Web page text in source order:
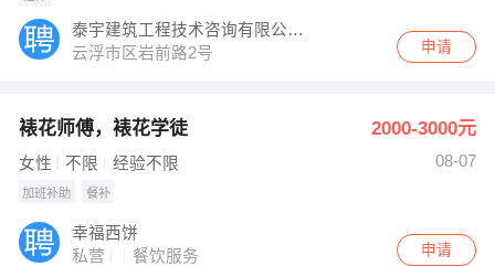
泰宇建筑工程技术咨询有限公司云浮分公司
云浮市区岩前路2号
申请
裱花师傅，裱花学徒 2000-3000元
女性 不限 经验不限 08-07
加班补助 餐补
幸福西饼
私营
餐饮服务 申请